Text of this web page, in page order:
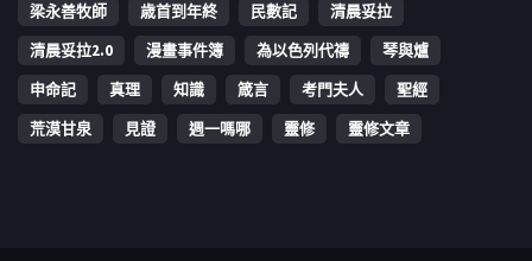
梁永善牧師
歳首到年終 民數記
清晨妥拉
清晨妥拉2.0
漫畫事件簿 為以色列代禱
琴與爐
申命記
真理 知識 箴言 考門夫人
聖經
荒漠甘泉
見證 週一嗎哪 靈修 靈修文章